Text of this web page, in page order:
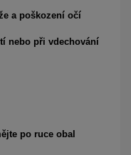
a poškození očí
nebo při vdechování
po ruce obal